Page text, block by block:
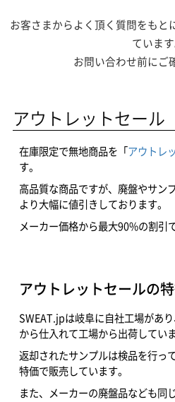
お客さまからよく頂く質問をもと
ています
お問い合わせ前にご
アウトレットセール
在庫限定で無地商品を「 アウトレ
す。
高品質な商品ですが、廃盤やサン
より大幅に値引きしております。
メーカー価格から最大90%の割引
アウトレットセールの
SWEAT.jpは岐阜に自社工場があ
から仕入れて工場から出荷していま
返却されたサンプルは検品を行っ
特価で販売しています。
また、メーカーの廃盤品なども同